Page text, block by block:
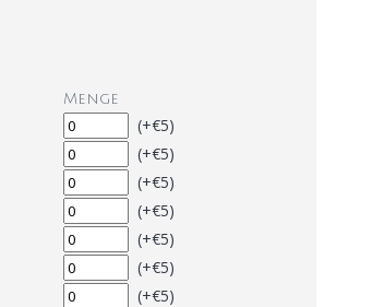
Menge
(+€5)
(+€5)
(+€5)
(+€5)
(+€5)
(+€5)
(+€5)